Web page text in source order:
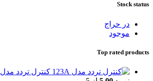
Stock status
در حراج
موجود
Top rated products
کنترل تردد مدل 123A